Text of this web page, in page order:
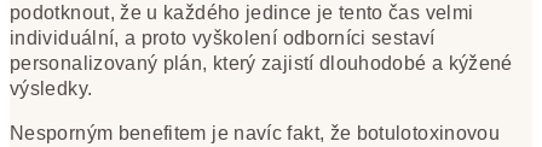
podotknout, že u každého jedince je tento čas velmi
individuální, a proto vyškolení odborníci sestaví
personalizovaný plán, který zajistí dlouhodobé a kýžené
výsledky.
Nesporným benefitem je navíc fakt, že botulotoxinovou